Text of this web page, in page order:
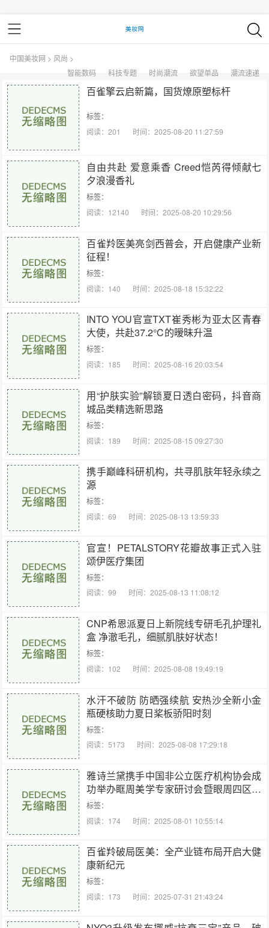
中国美妆网 > 风尚 >
智能数码
科技专题 时尚潮流 欲望单品 潮流速递
百雀擎云启新篇，国货燎原塑标杆
标签：
阅读：201
时间：2025-08-20 11:27:59
自由共赴 爱意乘香 Creed恺芮得倾献七
夕浪漫香礼
标签：
阅读：12140
时间：2025-08-20 10:29:56
百雀羚医美亮剑西普会，开启健康产业新
征程！
标签：
阅读：140
时间：2025-08-18 15:32:22
INTO YOU官宣TXT崔秀彬为亚太区青春
大使，共赴37.2℃的暧昧升温
标签：
阅读：185
时间：2025-08-16 20:03:54
用“护肤实验”解锁夏日透白密码，抖音商
城品类精选新思路
标签：
阅读：189
时间：2025-08-15 09:27:30
携手巅峰科研机构，共寻肌肤年轻永续之
源
标签：
阅读：69
时间：2025-08-13 13:59:33
官宣！PETALSTORY花瓣故事正式入驻
颂伊医疗集团
标签：
阅读：99
时间：2025-08-13 11:08:12
CNP希恩派夏日上新院线专研毛孔护理礼
盒 净澈毛孔，细腻肌肤好状态！
标签：
阅读：102
时间：2025-08-08 19:49:19
水汗不破防 防晒强续航 安热沙全新小金
瓶硬核助力夏日桨板骄阳时刻
标签：
阅读：5173
时间：2025-08-08 17:29:18
雅诗兰黛携手中国非公立医疗机构协会成
功举办眶周美学专家研讨会暨眼周四区年
轻方案发布会
标签：
阅读：174
时间：2025-08-01 10:55:14
百雀羚破局医美：全产业链布局开启大健
康新纪元
标签：
阅读：173
时间：2025-07-31 21:43:24